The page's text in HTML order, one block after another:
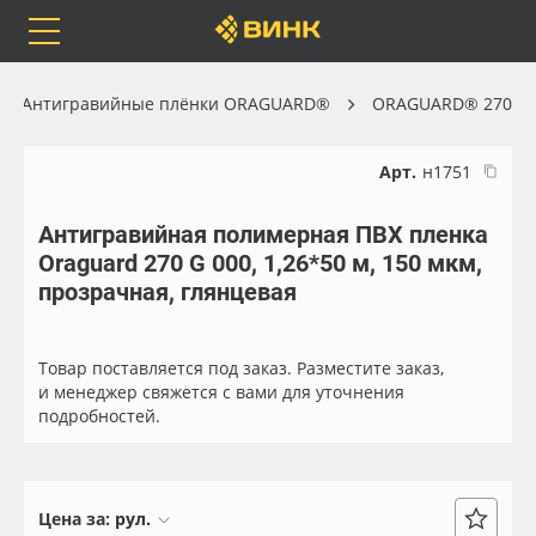
Каталог
Orafol
Бренды
Доставка
Весь каталог
Рулонные материалы
Самоклеящиеся плёнки
Листовые материалы
Антигравийные плёнки ORAGUARD® ORAGUARD® 270
Арт. н1751
Антигравийная полимерная ПВХ пленка
Oraguard 270 G 000, 1,26*50 м, 150 мкм,
прозрачная, глянцевая
Товар поставляется под заказ. Разместите заказ,
и менеджер свяжется с вами для уточнения
подробностей.
Цена за: рул.